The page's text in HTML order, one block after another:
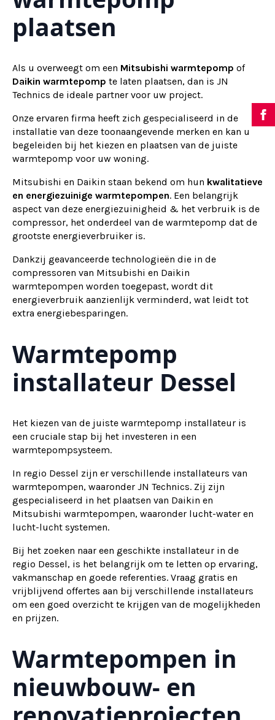
plaatsen
Als u overweegt om een Mitsubishi warmtepomp of
Daikin warmtepomp te laten plaatsen, dan is JN
Technics de ideale partner voor uw project.
Onze ervaren firma heeft zich gespecialiseerd in de
installatie van deze toonaangevende merken en kan u
begeleiden bij het kiezen en plaatsen van de juiste
warmtepomp voor uw woning.
Mitsubishi en Daikin staan bekend om hun kwalitatieve
en energiezuinige warmtepompen. Een belangrijk
aspect van deze energiezuinigheid & het verbruik is de
compressor, het onderdeel van de warmtepomp dat de
grootste energieverbruiker is.
Dankzij geavanceerde technologieën die in de
compressoren van Mitsubishi en Daikin
warmtepompen worden toegepast, wordt dit
energieverbruik aanzienlijk verminderd, wat leidt tot
extra energiebesparingen.
Warmtepomp
installateur Dessel
Het kiezen van de juiste warmtepomp installateur is
een cruciale stap bij het investeren in een
warmtepompsysteem.
In regio Dessel zijn er verschillende installateurs van
warmtepompen, waaronder JN Technics. Zij zijn
gespecialiseerd in het plaatsen van Daikin en
Mitsubishi warmtepompen, waaronder lucht-water en
lucht-lucht systemen.
Bij het zoeken naar een geschikte installateur in de
regio Dessel, is het belangrijk om te letten op ervaring,
vakmanschap en goede referenties. Vraag gratis en
vrijblijvend offertes aan bij verschillende installateurs
om een goed overzicht te krijgen van de mogelijkheden
en prijzen.
Warmtepompen in
nieuwbouw- en